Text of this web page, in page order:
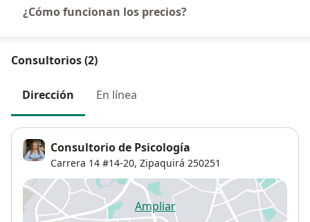
¿Cómo funcionan los precios?
Consultorios (2)
Dirección En línea
Consultorio de Psicología
Carrera 14 #14-20, Zipaquirá 250251
Ampliarse abre en una nueva